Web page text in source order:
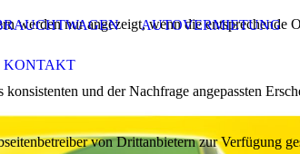
AUTOVERMIETUNG
KONTAKT
werden nur angezeigt, wenn die entsprechende
und der Nachfrage angepassten
von Drittanbietern zur Verfügung